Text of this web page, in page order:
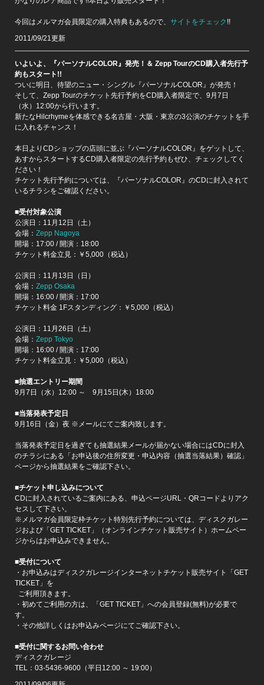
今回はメルマガ会員限定の購入特典もあるので、 サイトをチェック !!
2011/09/21更新
いよいよ、『パーソナルCOLOR』発売！＆ Zepp TourのCD購入者先行予
約もスタート!!
ついに明日、待望のニュー・シングル『パーソナルCOLOR』が発売！
そして、Zepp Tourのチケット先行予約をCD購入者限定で、9月7日
（水）12:00から行います。
新たなHilcrhymeを体感できる名古屋・大阪・東京の3公演のチケットを手
に入れるチャンス！
本日よりCDショップの店頭に並ぶ『パーソナルCOLOR』をゲットして、
あすからスタートするCD購入者限定の先行予約もぜひ、チェックしてく
ださい！
チケット先行予約については、『パーソナルCOLOR』のCDに封入されて
いるチラシをご確認ください。
■受付対象公演
公演日：11月12日（土）
会場： Zepp Nagoya
開場：17:00 / 開演：18:00
チケット料金立見：￥5,000（税込）
公演日：11月13日（日）
会場： Zepp Osaka
開場：16:00 / 開演：17:00
チケット料金 1Fスタンディング：￥5,000（税込）
公演日：11月26日（土）
会場： Zepp Tokyo
開場：16:00 / 開演：17:00
チケット料金立見：￥5,000（税込）
■抽選エントリー期間
9月7日（水）12:00 ～ 9月15日(木）18:00
■当落発表予定日
9月16日（金）夜 ※メールにてご案内致します。
当落発表予定日を過ぎても抽選結果メールが届かない場合にはCDに封入
のチラシにある「お申込後の住所変更・申込内容（抽選当落結果）確認」
ページから抽選結果をご確認下さい。
■チケット申し込みについて
CDに封入されているご案内にある、申込ページURL・QRコードよりアク
セスして下さい。
※メルマガ会員限定枠チケット特別先行予約については、ディスクガレー
ジおよび「GET TICKET」（オンラインチケット販売サイト）ホームペー
ジからはお申込みできません。
■受付について
・お申込みはディスクガレージインターネットチケット販売サイト「GET
TICKET」を
ご利用頂きます。
・初めてご利用の方は、「GET TICKET」への会員登録(無料)が必要で
す。
・その他詳しくはお申込みページにてご確認下さい。
■受付に関するお問い合わせ
ディスクガレージ
TEL：03-5436-9600（平日12:00 ～ 19:00）